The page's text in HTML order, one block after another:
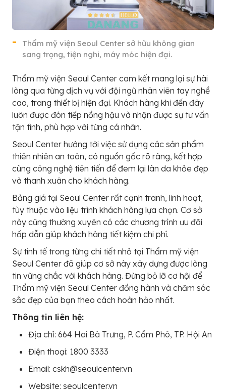
Thẩm mỹ viện Seoul Center sở hữu không gian
sang trọng, tiện nghi, máy móc hiện đại.
Thẩm mỹ viện Seoul Center cam kết mang lại sự hài
lòng qua từng dịch vụ với đội ngũ nhân viên tay nghề
cao, trang thiết bị hiện đại. Khách hàng khi đến đây
luôn được đón tiếp nồng hậu và nhận được sự tư vấn
tận tình, phù hợp với từng cá nhân.
Seoul Center hướng tới việc sử dụng các sản phẩm
thiên nhiên an toàn, có nguồn gốc rõ ràng, kết hợp
cùng công nghệ tiên tiến để đem lại làn da khỏe đẹp
và thanh xuân cho khách hàng.
Bảng giá tại Seoul Center rất cạnh tranh, linh hoạt,
tùy thuộc vào liệu trình khách hàng lựa chọn. Cơ sở
này cũng thường xuyên có các chương trình ưu đãi
hấp dẫn giúp khách hàng tiết kiệm chi phí.
Sự tinh tế trong từng chi tiết nhỏ tại Thẩm mỹ viện
Seoul Center đã giúp cơ sở này xây dựng được lòng
tin vững chắc với khách hàng. Đừng bỏ lỡ cơ hội để
Thẩm mỹ viện Seoul Center đồng hành và chăm sóc
sắc đẹp của bạn theo cách hoàn hảo nhất.
Thông tin liên hệ:
Địa chỉ: 664 Hai Bà Trưng, P. Cẩm Phô, TP. Hội An
Điện thoại: 1800 3333
Email: cskh@seoulcenter.vn
Website: seoulcenter.vn